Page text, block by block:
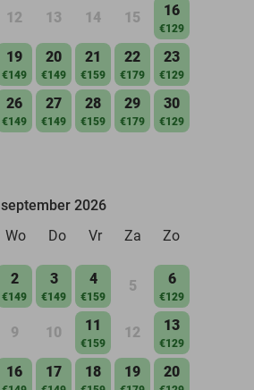
12 13 14 15 16
€129
19
€149
20
€149
21
€159
22
€179
23
€129
26
€149
27
€149
28
€159
29
€179
30
€129
september 2026
Wo Do Vr Za Zo
2
€149
3
€149
4
€159
5 6
€129
9 10 11
€159
12 13
€129
16 17 18 19 20